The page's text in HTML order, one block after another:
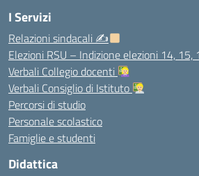
I Servizi
Relazioni sindacali ✍
Elezioni RSU – Indizione elezioni 14,
Verbali Collegio docenti
Verbali Consiglio di Istituto
Percorsi di studio
Personale scolastico
Famiglie e studenti
Didattica